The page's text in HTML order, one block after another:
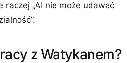
raczej „AI nie może udawać
z Watykanem?